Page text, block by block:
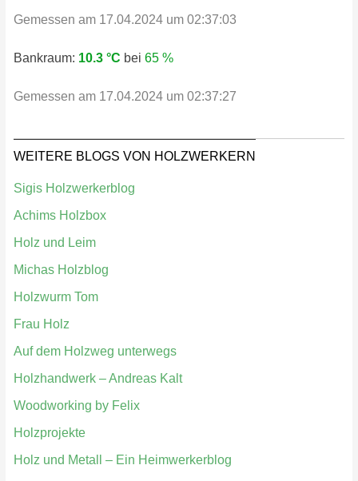
Gemessen am 17.04.2024 um 02:37:03
Bankraum: 10.3 °C bei 65 %
Gemessen am 17.04.2024 um 02:37:27
WEITERE BLOGS VON HOLZWERKERN
Sigis Holzwerkerblog
Achims Holzbox
Holz und Leim
Michas Holzblog
Holzwurm Tom
Frau Holz
Auf dem Holzweg unterwegs
Holzhandwerk – Andreas Kalt
Woodworking by Felix
Holzprojekte
Holz und Metall – Ein Heimwerkerblog